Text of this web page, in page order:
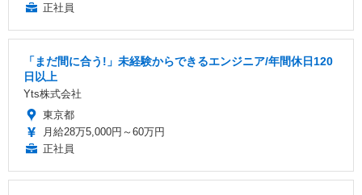
正社員
「まだ間に合う!」未経験からできるエンジニア/年間休日120
日以上
Yts株式会社
東京都
月給28万5,000円～60万円
正社員